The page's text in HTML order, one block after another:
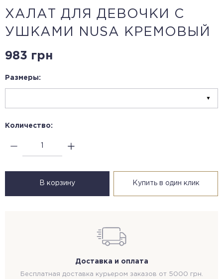
ХАЛАТ ДЛЯ ДЕВОЧКИ С
УШКАМИ NUSA КРЕМОВЫЙ
983 грн
Размеры:
Количество:
В корзину Купить в один клик
Доставка и оплата
Бесплатная доставка курьером заказов от 5000 грн.